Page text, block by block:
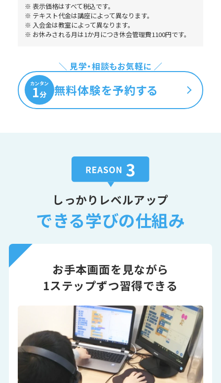
※ 表示価格はすべて税込です。
※ テキスト代金は講座によって異なります。
※ 入会金は教室によって異なります。
※ お休みされる月は1か月につき休会管理費1100円です。
＼ 見学・相談もお気軽に ／
カンタン
1分 無料体験を予約する
しっかりレベルアップ
できる学びの仕組み
お手本画面を見ながら
1ステップずつ習得できる